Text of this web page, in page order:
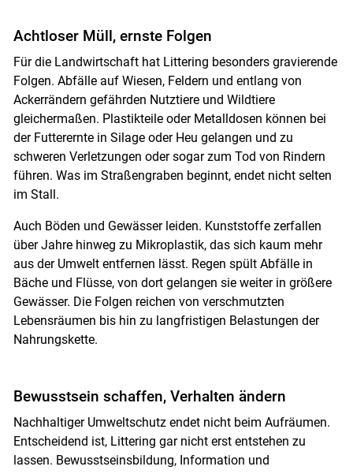
Achtloser Müll, ernste Folgen
Für die Landwirtschaft hat Littering besonders gravierende
Folgen. Abfälle auf Wiesen, Feldern und entlang von
Ackerrändern gefährden Nutztiere und Wildtiere
gleichermaßen. Plastikteile oder Metalldosen können bei
der Futterernte in Silage oder Heu gelangen und zu
schweren Verletzungen oder sogar zum Tod von Rindern
führen. Was im Straßengraben beginnt, endet nicht selten
im Stall.
Auch Böden und Gewässer leiden. Kunststoffe zerfallen
über Jahre hinweg zu Mikroplastik, das sich kaum mehr
aus der Umwelt entfernen lässt. Regen spült Abfälle in
Bäche und Flüsse, von dort gelangen sie weiter in größere
Gewässer. Die Folgen reichen von verschmutzten
Lebensräumen bis hin zu langfristigen Belastungen der
Nahrungskette.
Bewusstsein schaffen, Verhalten ändern
Nachhaltiger Umweltschutz endet nicht beim Aufräumen.
Entscheidend ist, Littering gar nicht erst entstehen zu
lassen. Bewusstseinsbildung, Information und